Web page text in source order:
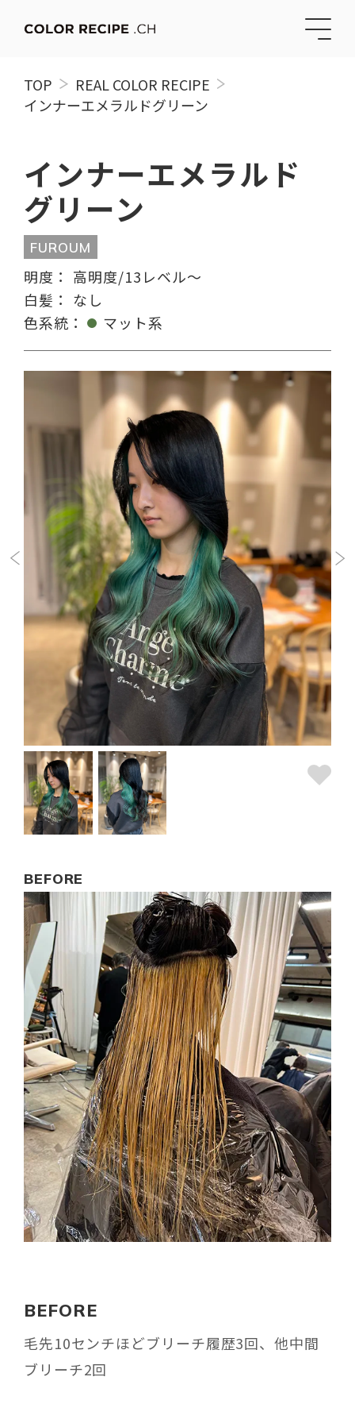
TOP
REAL COLOR RECIPE
インナーエメラルドグリーン
インナーエメラルド
グリーン
FUROUM
明度： 高明度/13レベル〜
白髪： なし
色系統：
マット系
BEFORE
BEFORE
毛先10センチほどブリーチ履歴3回、他中間
ブリーチ2回